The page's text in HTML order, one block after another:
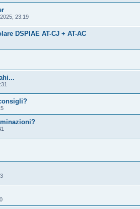
23:19
DSPIAE AT-CJ + AT-AC